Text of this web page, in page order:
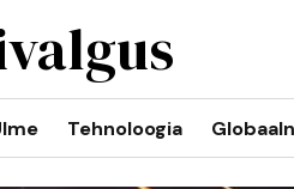
Tehnoloogia